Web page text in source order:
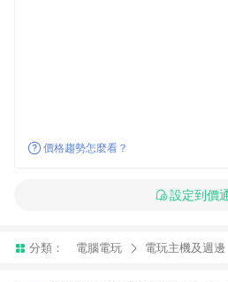
價格趨勢怎麼看？
設定到價
分類： 電腦電玩 電玩主機及週邊